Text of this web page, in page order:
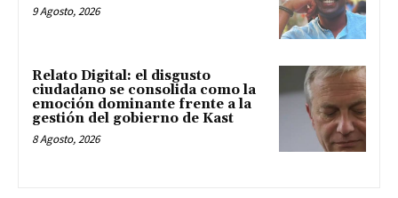
9 Agosto, 2026
Relato Digital: el disgusto
ciudadano se consolida como la
emoción dominante frente a la
gestión del gobierno de Kast
8 Agosto, 2026